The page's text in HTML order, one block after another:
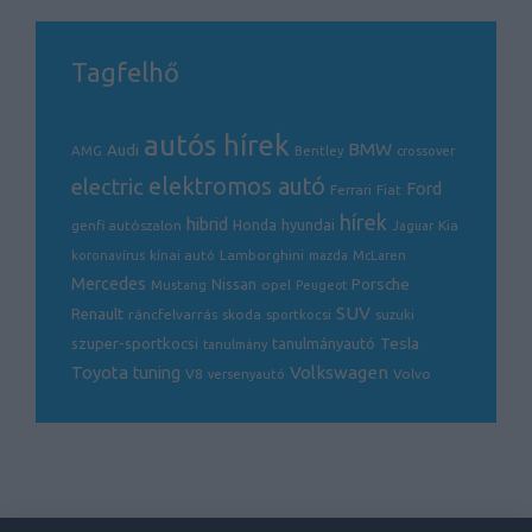
Tagfelhő
AMG Audi autós hírek Bentley BMW crossover
electric elektromos autó Ferrari Fiat Ford
genfi autószalon hibrid Honda hyundai hírek Jaguar Kia
koronavírus kínai autó Lamborghini mazda McLaren
Mercedes Mustang Nissan opel Peugeot Porsche
Renault ráncfelvarrás skoda sportkocsi SUV suzuki
szuper-sportkocsi tanulmány tanulmányautó Tesla
Toyota tuning V8 versenyautó Volkswagen Volvo